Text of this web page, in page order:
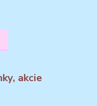
akcie